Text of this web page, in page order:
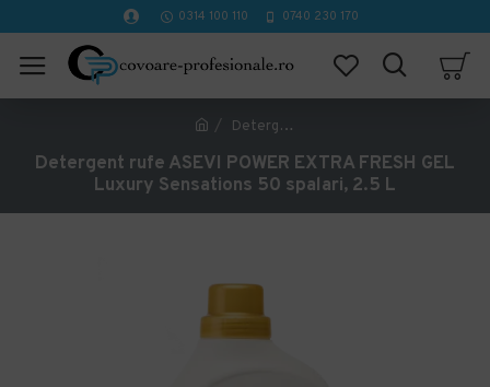
0314 100 110 0740 230 170
Detergent rufe ASEVI POWER EXTRA FRESH GEL Luxury Sensations 50 spalari, 2.5 L
Detergent rufe ASEVI POWER EXTRA FRESH GEL
Luxury Sensations 50 spalari, 2.5 L